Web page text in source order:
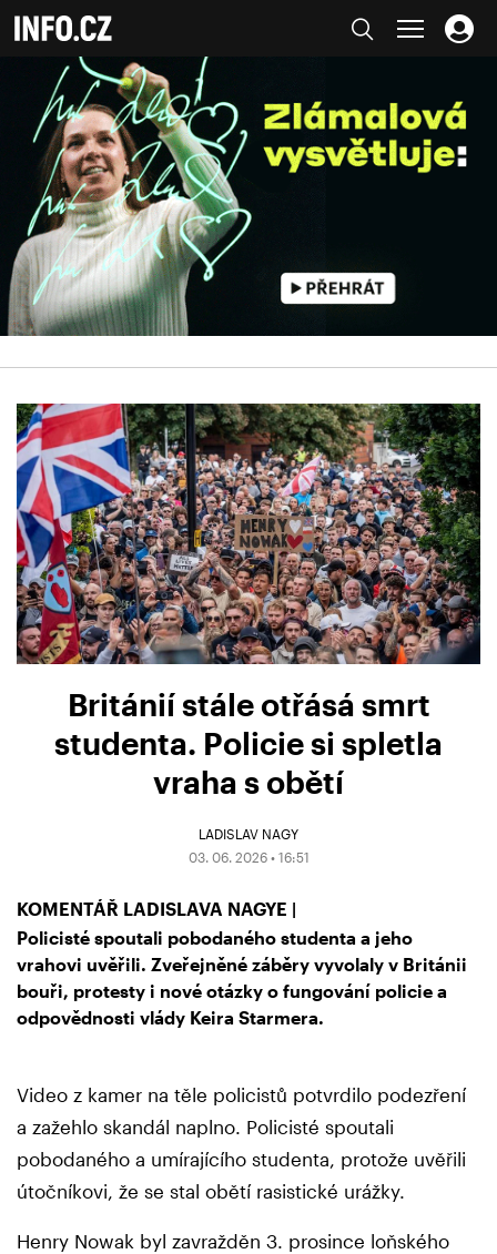
Británií stále otřásá smrt
studenta. Policie si spletla
vraha s obětí
LADISLAV NAGY
03. 06. 2026 • 16:51
KOMENTÁŘ LADISLAVA NAGYE |
Policisté spoutali pobodaného studenta a jeho
vrahovi uvěřili. Zveřejněné záběry vyvolaly v Británii
bouři, protesty i nové otázky o fungování policie a
odpovědnosti vlády Keira Starmera.
Video z kamer na těle policistů potvrdilo podezření
a zažehlo skandál naplno. Policisté spoutali
pobodaného a umírajícího studenta, protože uvěřili
útočníkovi, že se stal obětí rasistické urážky.
Henry Nowak byl zavražděn 3. prosince loňského